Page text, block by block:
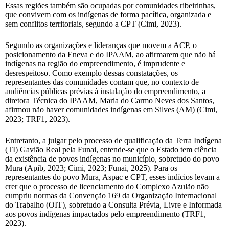
Essas regiões também são ocupadas por comunidades ribeirinhas,
que convivem com os indígenas de forma pacífica, organizada e
sem conflitos territoriais, segundo a CPT (Cimi, 2023).
Segundo as organizações e lideranças que movem a ACP, o
posicionamento da Eneva e do IPAAM, ao afirmarem que não há
indígenas na região do empreendimento, é imprudente e
desrespeitoso. Como exemplo dessas constatações, os
representantes das comunidades contam que, no contexto de
audiências públicas prévias à instalação do empreendimento, a
diretora Técnica do IPAAM, Maria do Carmo Neves dos Santos,
afirmou não haver comunidades indígenas em Silves (AM) (Cimi,
2023; TRF1, 2023).
Entretanto, a julgar pelo processo de qualificação da Terra Indígena
(TI) Gavião Real pela Funai, entende-se que o Estado tem ciência
da existência de povos indígenas no município, sobretudo do povo
Mura (Apib, 2023; Cimi, 2023; Funai, 2025). Para os
representantes do povo Mura, Aspac e CPT, esses indícios levam a
crer que o processo de licenciamento do Complexo Azulão não
cumpriu normas da Convenção 169 da Organização Internacional
do Trabalho (OIT), sobretudo a Consulta Prévia, Livre e Informada
aos povos indígenas impactados pelo empreendimento (TRF1,
2023).